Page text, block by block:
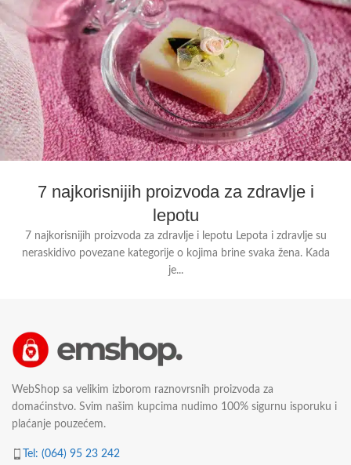
7 najkorisnijih proizvoda za zdravlje i
lepotu
7 najkorisnijih proizvoda za zdravlje i lepotu Lepota i zdravlje su
neraskidivo povezane kategorije o kojima brine svaka žena. Kada
je...
WebShop sa velikim izborom raznovrsnih proizvoda za
domaćinstvo. Svim našim kupcima nudimo 100% sigurnu isporuku i
plaćanje pouzećem.
Tel: (064) 95 23 242